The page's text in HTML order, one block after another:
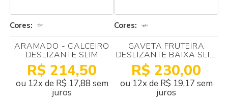
Cores:
ARAMADO - CALCEIRO
DESLIZANTE SLIM
380X220X430 SCHMITT
R$ 214,50
ou 12x de R$ 17,88 sem
juros
Cores:
GAVETA FRUTEIRA
DESLIZANTE BAIXA SLIM
370X100X380 SCHMITT
R$ 230,00
ou 12x de R$ 19,17 sem
juros